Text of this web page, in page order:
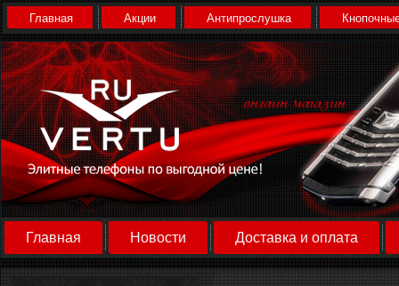
Главная Акции Антипрослушка
Главная Новости Доставка и оплата